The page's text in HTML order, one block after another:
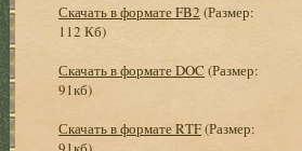
Скачать в формате FB2 (Размер:
112 Кб)
Скачать в формате DOC (Размер:
91кб)
Скачать в формате RTF(Размер: